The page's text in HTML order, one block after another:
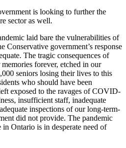
is looking to further the
sector as well.
laid bare the vulnerabilities of
Conservative government’s response
The tragic consequences of
forever, etched in our
seniors losing their lives to this
who should have been
exposed to the ravages of COVID-
insufficient staff, inadequate
inspections of our long-term-
did not provide. The pandemic
Ontario is in desperate need of